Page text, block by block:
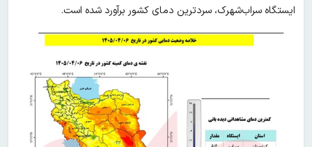
ایستگاه سراب‌شهرک، سردترین دمای کشور برآورد شده است.